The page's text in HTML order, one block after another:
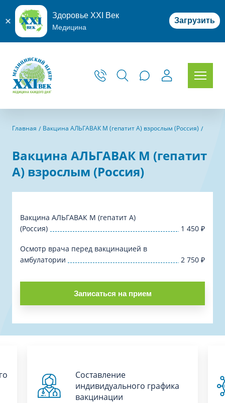
Здоровье XXI Век
Медицина
Загрузить
Главная Вакцина АЛЬГАВАК М (гепатит А) взрослым (Россия)
Вакцина АЛЬГАВАК М (гепатит
А) взрослым (Россия)
Вакцина АЛЬГАВАК М (гепатит А)
(Россия)
1 450 ₽
Осмотр врача перед вакцинацией в
амбулатории
2 750 ₽
Записаться на прием
Составление
индивидуального графика
вакцинации